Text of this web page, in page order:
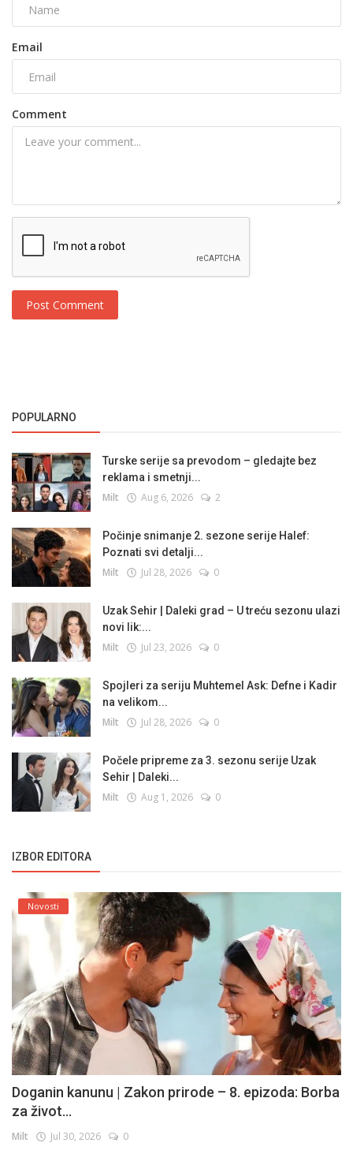
Email
Comment
Post Comment
POPULARNO
Turske serije sa prevodom – gledajte bez
reklama i smetnji...
Milt Aug 6, 2026 2
Počinje snimanje 2. sezone serije Halef:
Poznati svi detalji...
Milt Jul 28, 2026 0
Uzak Sehir | Daleki grad – U treću sezonu ulazi
novi lik:...
Milt Jul 23, 2026 0
Spojleri za seriju Muhtemel Ask: Defne i Kadir
na velikom...
Milt Jul 28, 2026 0
Počele pripreme za 3. sezonu serije Uzak
Sehir | Daleki...
Milt Aug 1, 2026 0
IZBOR EDITORA
Novosti
Doganin kanunu | Zakon prirode – 8. epizoda: Borba
za život...
Milt Jul 30, 2026 0